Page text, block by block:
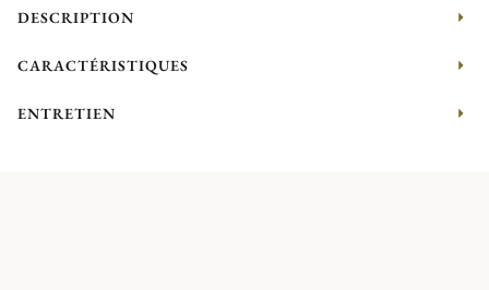
DESCRIPTION
CARACTÉRISTIQUES
ENTRETIEN